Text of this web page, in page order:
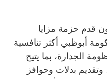
قدم حزمة مزايا
أبوظبي أكثر تنافسية
الجدارة، بما يتيح
وتقديم بدلات وحوافز